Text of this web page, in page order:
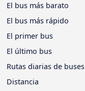
El bus más barato
El bus más rápido
El primer bus
El último bus
Rutas diarias de buses
Distancia